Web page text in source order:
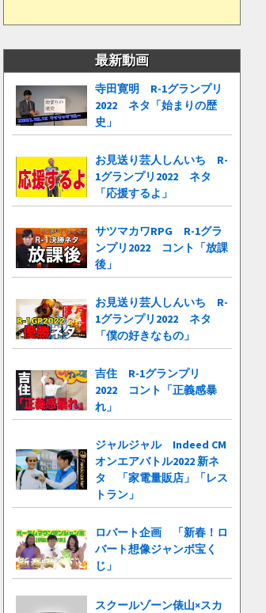
最新動画
寺田寛明 R-1グランプリ
2022 ネタ「始まりの歴
史」
お見送り芸人しんいち R-
1グランプリ2022 ネタ
「応援するよ」
サツマカワRPG R-1グラ
ンプリ2022 コント「放課
後」
お見送り芸人しんいち R-
1グランプリ2022 ネタ
「僕の好きなもの」
吉住 R-1グランプリ
2022 コント「正義感暴
れ」
ジャルジャル Indeed CM
オンエアバトル2022 新ネ
タ 「家電量販店」「レス
トラン」
ロバート企画 「新春！ロ
バート想像ジャンボ宝く
じ」
スクールゾーン俵山×スカ